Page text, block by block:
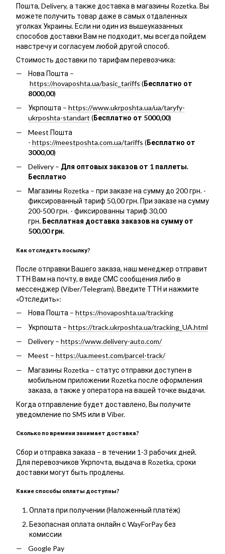
Пошта, Delivery, а также доставка в магазины Rozetka. Вы
можете получить товар даже в самых отдаленных
уголках Украины. Если ни один из вышеуказанных
способов доставки Вам не подходит, мы всегда пойдем
навстречу и согласуем любой другой способ.
Стоимость доставки по тарифам перевозчика:
Нова Пошта –
https://novaposhta.ua/basic_tariffs (Бесплатно от
8000,00)
Укрпошта – https://www.ukrposhta.ua/ua/taryfy-
ukrposhta-standart (Бесплатно от 5000,00)
Meest Пошта
- https://meestposhta.com.ua/tariffs (Бесплатно от
3000,00)
Delivery – Для оптовых заказов от 1 паллеты.
Бесплатно
Магазины Rozetka – при заказе на сумму до 200 грн. -
фиксированный тариф 50,00 грн. При заказе на сумму
200-500 грн. - фиксированны тариф 30,00
грн. Бесплатная доставка заказов на сумму от
500,00 грн.
Как отследить посылку?
После отправки Вашего заказа, наш менеджер отправит
ТТН Вам на почту, в виде СМС сообщения либо в
мессенджер (Viber/Telegram). Введите ТТН и нажмите
«Отследить»:
Нова Пошта – https://novaposhta.ua/tracking
Укрпошта – https://track.ukrposhta.ua/tracking_UA.html
Delivery – https://www.delivery-auto.com/
Meest – https://ua.meest.com/parcel-track/
Магазины Rozetka – статус отправки доступен в
мобильном приложении Rozetka после оформления
заказа, а также у оператора на вашей точке выдачи.
Когда отправление будет доставлено, Вы получите
уведомление по SMS или в Viber.
Сколько по времени занимает доставка?
Сбор и отправка заказа – в течении 1-3 рабочих дней.
Для перевозчиков Укрпочта, выдача в Rozetka, сроки
доставки могут быть продлены.
Какие способы оплаты доступны?
Оплата при получении (Наложенный платёж)
Безопасная оплата онлайн с WayForPay без
комиссии
Google Pay